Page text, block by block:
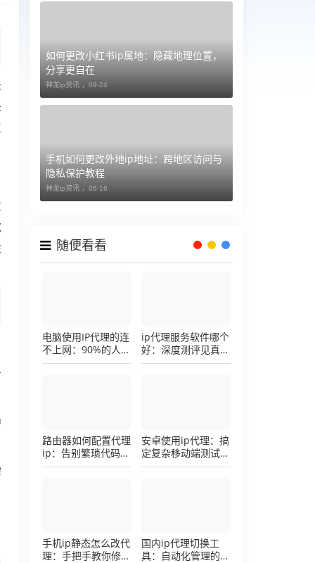
如何更改小红书ip属地：隐藏地理位置，
分享更自在
神龙ip资讯 ， 09-24
手机如何更改外地ip地址：跨地区访问与
隐私保护教程
神龙ip资讯 ， 06-16
随便看看
电脑使用IP代理的连
不上网：90%的人踩
过这个坑，一招修复
ip代理服务软件哪个
好：深度测评见真
章，帮你把钱花在刀
路由器如何配置代理
ip：告别繁琐代码，
详解底层配置逻辑
安卓使用ip代理：搞
定复杂移动端测试环
境的超详细配置手册
手机ip静态怎么改代
理：手把手教你修改
国内ip代理切换工
具：自动化管理的效